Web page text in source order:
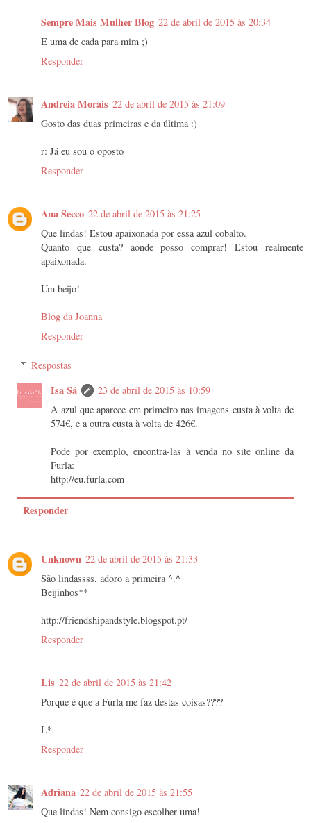
Sempre Mais Mulher Blog 22 de abril de 2015 às 20:34
E uma de cada para mim ;)
Responder
Andreia Morais 22 de abril de 2015 às 21:09
Gosto das duas primeiras e da última :)
r: Já eu sou o oposto
Responder
Ana Secco 22 de abril de 2015 às 21:25
Que lindas! Estou apaixonada por essa azul cobalto.
Quanto que custa? aonde posso comprar! Estou realmente
apaixonada.
Um beijo!
Blog da Joanna
Responder
Respostas
Isa Sá
23 de abril de 2015 às 10:59
A azul que aparece em primeiro nas imagens custa à volta de
574€, e a outra custa à volta de 426€.
Pode por exemplo, encontra-las à venda no site online da
Furla:
http://eu.furla.com
Responder
Unknown 22 de abril de 2015 às 21:33
São lindassss, adoro a primeira ^.^
Beijinhos**
http://friendshipandstyle.blogspot.pt/
Responder
Lis 22 de abril de 2015 às 21:42
Porque é que a Furla me faz destas coisas????
L*
Responder
Adriana 22 de abril de 2015 às 21:55
Que lindas! Nem consigo escolher uma!